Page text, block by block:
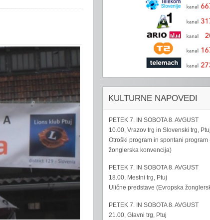
KULTURNE NAPOVEDI
PETEK 7. IN SOBOTA 8. AVGUST
10.00, Vrazov trg in Slovenski trg, Ptuj
Otroški program in spontani program
žonglerska konvencija)
PETEK 7. IN SOBOTA 8. AVGUST
18.00, Mestni trg, Ptuj
Ulične predstave (Evropska
PETEK 7. IN SOBOTA 8. AVGUST
21.00, Glavni trg, Ptuj